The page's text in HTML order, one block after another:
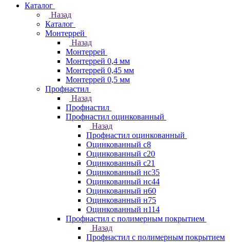
Каталог
Назад
Каталог
Монтеррей
Назад
Монтеррей
Монтеррей 0,4 мм
Монтеррей 0,45 мм
Монтеррей 0,5 мм
Профнастил
Назад
Профнастил
Профнастил оцинкованный
Назад
Профнастил оцинкованный
Оцинкованный с8
Оцинкованный с20
Оцинкованный с21
Оцинкованный нс35
Оцинкованный нс44
Оцинкованный н60
Оцинкованный н75
Оцинкованный н114
Профнастил с полимерным покрытием
Назад
Профнастил с полимерным покрытием